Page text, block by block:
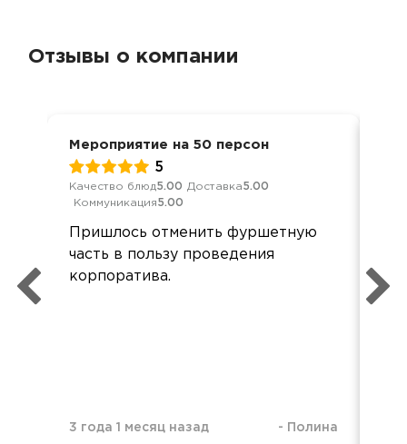
Отзывы о компании
Мероприятие на 50 персон
5
Качество блюд5.00 Доставка5.00
Коммуникация5.00
Пришлось отменить фуршетную
часть в пользу проведения
корпоратива.
3 года 1 месяц назад - Полина